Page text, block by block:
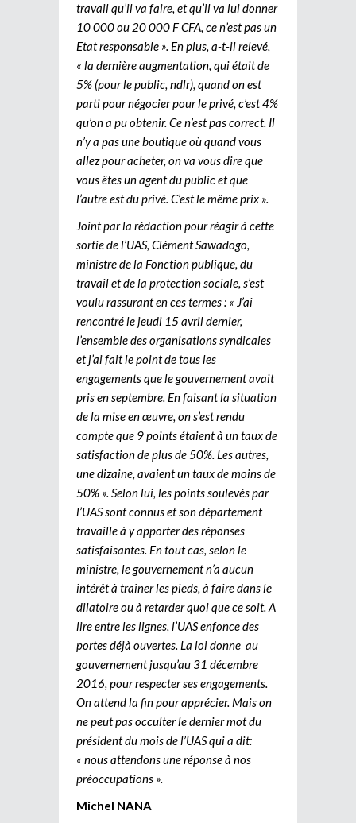
travail qu’il va faire, et qu’il va lui donner
10 000 ou 20 000 F CFA, ce n’est pas un
Etat responsable ». En plus, a-t-il relevé,
« la dernière augmentation, qui était de
5% (pour le public, ndlr), quand on est
parti pour négocier pour le privé, c’est 4%
qu’on a pu obtenir. Ce n’est pas correct. Il
n’y a pas une boutique où quand vous
allez pour acheter, on va vous dire que
vous êtes un agent du public et que
l’autre est du privé. C’est le même prix ».
Joint par la rédaction pour réagir à cette
sortie de l’UAS, Clément Sawadogo,
ministre de la Fonction publique, du
travail et de la protection sociale, s’est
voulu rassurant en ces termes : « J’ai
rencontré le jeudi 15 avril dernier,
l’ensemble des organisations syndicales
et j’ai fait le point de tous les
engagements que le gouvernement avait
pris en septembre. En faisant la situation
de la mise en œuvre, on s’est rendu
compte que 9 points étaient à un taux de
satisfaction de plus de 50%. Les autres,
une dizaine, avaient un taux de moins de
50% ». Selon lui, les points soulevés par
l’UAS sont connus et son département
travaille à y apporter des réponses
satisfaisantes. En tout cas, selon le
ministre, le gouvernement n’a aucun
intérêt à traîner les pieds, à faire dans le
dilatoire ou à retarder quoi que ce soit. A
lire entre les lignes, l’UAS enfonce des
portes déjà ouvertes. La loi donne au
gouvernement jusqu’au 31 décembre
2016, pour respecter ses engagements.
On attend la fin pour apprécier. Mais on
ne peut pas occulter le dernier mot du
président du mois de l’UAS qui a dit:
« nous attendons une réponse à nos
préoccupations ».
Michel NANA